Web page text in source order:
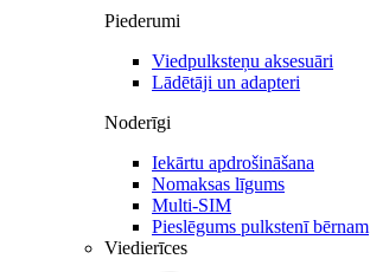
Piederumi
Viedpulksteņu aksesuāri
Lādētāji un adapteri
Noderīgi
Iekārtu apdrošināšana
Nomaksas līgums
Multi-SIM
Pieslēgums pulkstenī bērnam
Viedierīces